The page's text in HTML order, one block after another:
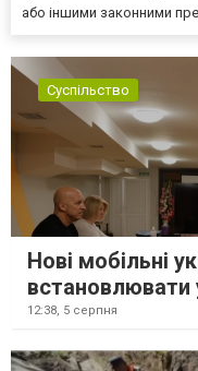
або іншими законними
Суспільство
Нові мобільні
встановлювати
12:38, 5 серпня